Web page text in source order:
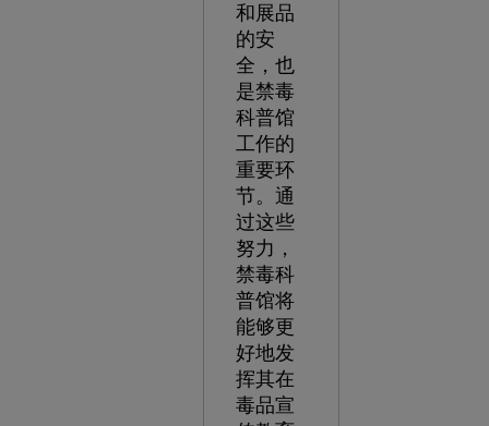
和展品
的安
全，也
是禁毒
科普馆
工作的
重要环
节。通
过这些
努力，
禁毒科
普馆将
能够更
好地发
挥其在
毒品宣